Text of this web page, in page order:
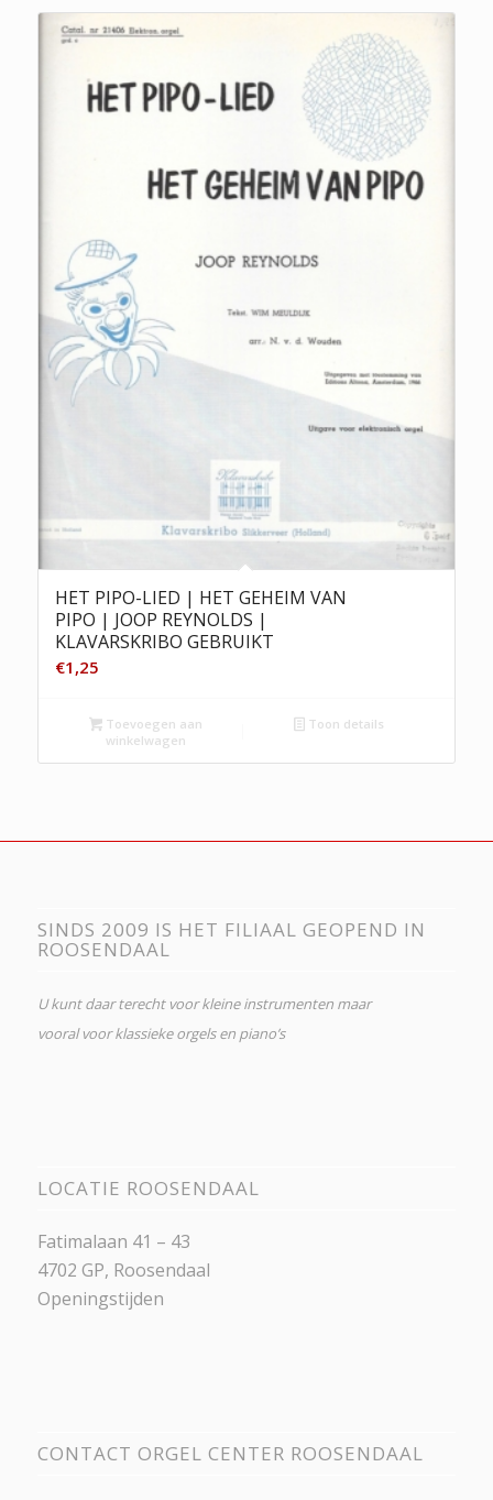
HET PIPO-LIED | HET GEHEIM VAN
PIPO | JOOP REYNOLDS |
KLAVARSKRIBO GEBRUIKT
€1,25
Toevoegen aan
winkelwagen
Toon details
SINDS 2009 IS HET FILIAAL GEOPEND IN
ROOSENDAAL
U kunt daar terecht voor kleine instrumenten maar
vooral voor klassieke orgels en piano’s
LOCATIE ROOSENDAAL
Fatimalaan 41 – 43
4702 GP, Roosendaal
Openingstijden
CONTACT ORGEL CENTER ROOSENDAAL